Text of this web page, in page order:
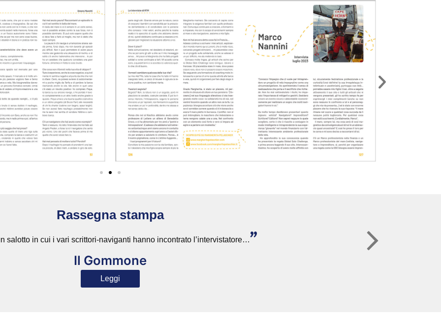
navigando per lunghi periodi tra gli oceani,
ma non ha ancora una sua barca… Fin
quando arriva il Sound of Silence, uno
stupendo Solaris Two con il quale ha
navigato in lungo e in largo per l’Egeo.
Dal 2021 gestisce il sito Rotte di Tutto il
Mondo, un pozzetto virtuale di incontri con
chi va per mare, e nella rubrica “Il
personaggio del mese” intervista skipper,
navigatori e personaggi che hanno dato al
mare il loro contributo. Spirito irrequieto,
provocatore, incisivo, passionale, abituato
a essere davanti al tempo, ha costruito
Rassegna stampa
salotto in cui i vari scrittori-naviganti hanno incontrato l’intervistatore…"
Il Gommone
Leggi